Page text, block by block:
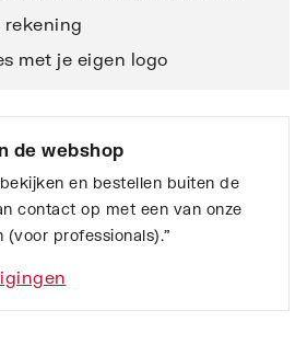
rekening
met je eigen logo
de webshop
en bestellen buiten de
contact op met een van onze
professionals).”